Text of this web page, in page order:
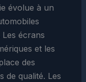
évolue à un
Les écrans
et les
des
de qualité. Les